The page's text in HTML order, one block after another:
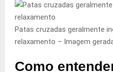
Patas cruzadas geralmente
relaxamento – Imagem
Como